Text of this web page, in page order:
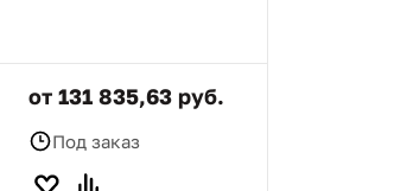
от 131 835,63 руб.
Под заказ